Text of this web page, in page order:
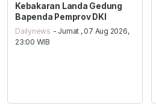
Kebakaran Landa Gedung
Bapenda Pemprov DKI
Dailynews - Jumat , 07 Aug 2026,
23:00 WIB